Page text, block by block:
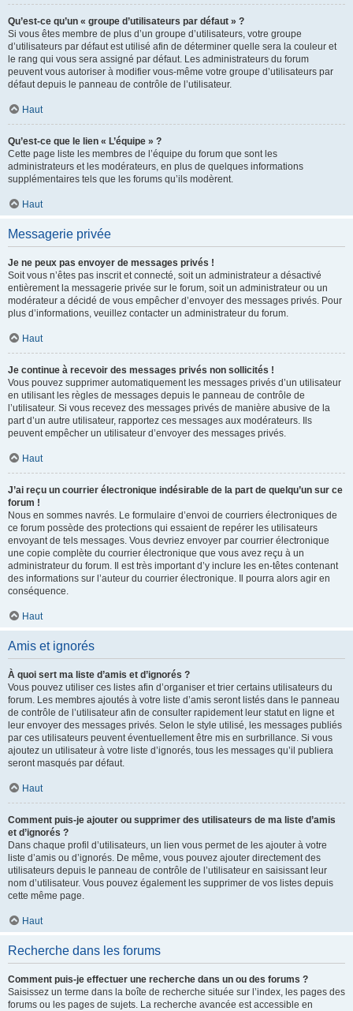
Qu’est-ce qu’un « groupe d’utilisateurs par défaut » ?
Si vous êtes membre de plus d’un groupe d’utilisateurs, votre groupe
d’utilisateurs par défaut est utilisé afin de déterminer quelle sera la couleur et
le rang qui vous sera assigné par défaut. Les administrateurs du forum
peuvent vous autoriser à modifier vous-même votre groupe d’utilisateurs par
défaut depuis le panneau de contrôle de l’utilisateur.
Haut
Qu’est-ce que le lien « L’équipe » ?
Cette page liste les membres de l’équipe du forum que sont les
administrateurs et les modérateurs, en plus de quelques informations
supplémentaires tels que les forums qu’ils modèrent.
Haut
Messagerie privée
Je ne peux pas envoyer de messages privés !
Soit vous n’êtes pas inscrit et connecté, soit un administrateur a désactivé
entièrement la messagerie privée sur le forum, soit un administrateur ou un
modérateur a décidé de vous empêcher d’envoyer des messages privés. Pour
plus d’informations, veuillez contacter un administrateur du forum.
Haut
Je continue à recevoir des messages privés non sollicités !
Vous pouvez supprimer automatiquement les messages privés d’un utilisateur
en utilisant les règles de messages depuis le panneau de contrôle de
l’utilisateur. Si vous recevez des messages privés de manière abusive de la
part d’un autre utilisateur, rapportez ces messages aux modérateurs. Ils
peuvent empêcher un utilisateur d’envoyer des messages privés.
Haut
J’ai reçu un courrier électronique indésirable de la part de quelqu’un sur ce
forum !
Nous en sommes navrés. Le formulaire d’envoi de courriers électroniques de
ce forum possède des protections qui essaient de repérer les utilisateurs
envoyant de tels messages. Vous devriez envoyer par courrier électronique
une copie complète du courrier électronique que vous avez reçu à un
administrateur du forum. Il est très important d’y inclure les en-têtes contenant
des informations sur l’auteur du courrier électronique. Il pourra alors agir en
conséquence.
Haut
Amis et ignorés
À quoi sert ma liste d’amis et d’ignorés ?
Vous pouvez utiliser ces listes afin d’organiser et trier certains utilisateurs du
forum. Les membres ajoutés à votre liste d’amis seront listés dans le panneau
de contrôle de l’utilisateur afin de consulter rapidement leur statut en ligne et
leur envoyer des messages privés. Selon le style utilisé, les messages publiés
par ces utilisateurs peuvent éventuellement être mis en surbrillance. Si vous
ajoutez un utilisateur à votre liste d’ignorés, tous les messages qu’il publiera
seront masqués par défaut.
Haut
Comment puis-je ajouter ou supprimer des utilisateurs de ma liste d’amis
et d’ignorés ?
Dans chaque profil d’utilisateurs, un lien vous permet de les ajouter à votre
liste d’amis ou d’ignorés. De même, vous pouvez ajouter directement des
utilisateurs depuis le panneau de contrôle de l’utilisateur en saisissant leur
nom d’utilisateur. Vous pouvez également les supprimer de vos listes depuis
cette même page.
Haut
Recherche dans les forums
Comment puis-je effectuer une recherche dans un ou des forums ?
Saisissez un terme dans la boîte de recherche située sur l’index, les pages des
forums ou les pages de sujets. La recherche avancée est accessible en